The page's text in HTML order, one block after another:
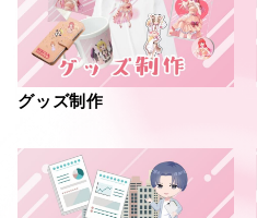
グッズ制作